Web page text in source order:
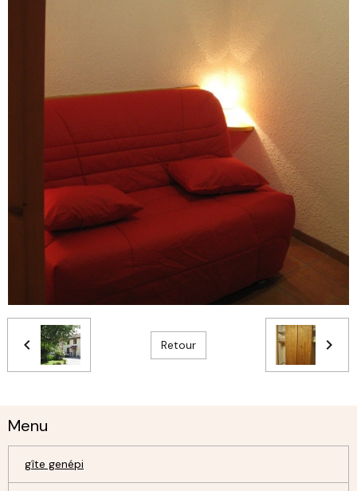
Retour
Menu
gîte genépi